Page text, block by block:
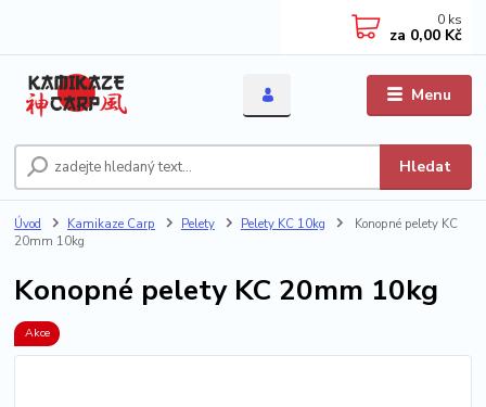
Menu
Hledat
0 ks
za 0,00 Kč
Úvod Kamikaze Carp Pelety Pelety KC 10kg
Konopné pelety KC
20mm 10kg
Konopné pelety KC 20mm 10kg
Akce